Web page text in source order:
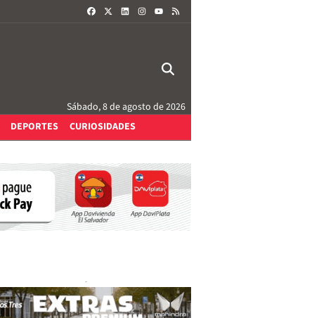
FACEBOOKLINKEDININSTAGRAM
Sábado, 8 de agosto de 2026
DEPORTES CURIOSIDADES